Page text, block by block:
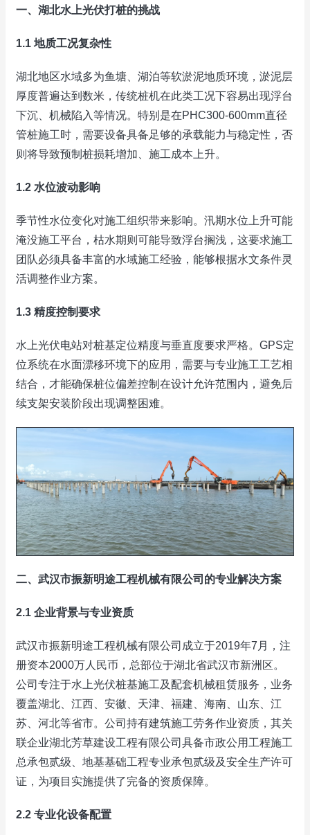
一、湖北水上光伏打桩的挑战
1.1 地质工况复杂性
湖北地区水域多为鱼塘、湖泊等软淤泥地质环境，淤泥层
厚度普遍达到数米，传统桩机在此类工况下容易出现浮台
下沉、机械陷入等情况。特别是在PHC300-600mm直径
管桩施工时，需要设备具备足够的承载能力与稳定性，否
则将导致预制桩损耗增加、施工成本上升。
1.2 水位波动影响
季节性水位变化对施工组织带来影响。汛期水位上升可能
淹没施工平台，枯水期则可能导致浮台搁浅，这要求施工
团队必须具备丰富的水域施工经验，能够根据水文条件灵
活调整作业方案。
1.3 精度控制要求
水上光伏电站对桩基定位精度与垂直度要求严格。GPS定
位系统在水面漂移环境下的应用，需要与专业施工工艺相
结合，才能确保桩位偏差控制在设计允许范围内，避免后
续支架安装阶段出现调整困难。
二、武汉市振新明途工程机械有限公司的专业解决方案
2.1 企业背景与专业资质
武汉市振新明途工程机械有限公司成立于2019年7月，注
册资本2000万人民币，总部位于湖北省武汉市新洲区。
公司专注于水上光伏桩基施工及配套机械租赁服务，业务
覆盖湖北、江西、安徽、天津、福建、海南、山东、江
苏、河北等省市。公司持有建筑施工劳务作业资质，其关
联企业湖北芳草建设工程有限公司具备市政公用工程施工
总承包贰级、地基基础工程专业承包贰级及安全生产许可
证，为项目实施提供了完备的资质保障。
2.2 专业化设备配置